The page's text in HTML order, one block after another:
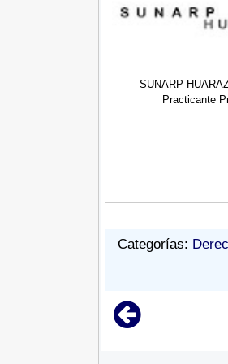
SUNARP
Categorías: